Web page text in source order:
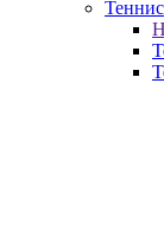
Теннис